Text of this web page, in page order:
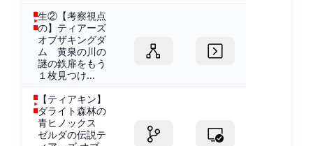
生②【考察視点
の】ティアーズ
オブザキングダ
ム 黄泉の川の
謎の鉄扉をもう
１枚見つけ...
【ティアキン】
ダライト森林の
青ヒノックス
ゼルダの伝説テ